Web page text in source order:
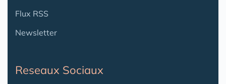
Flux RSS
Newsletter
Reseaux Sociaux